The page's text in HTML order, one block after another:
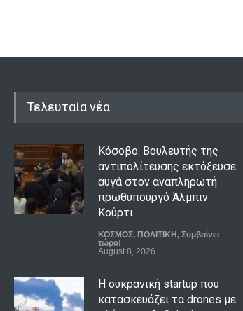
Τελευταία νέα
Κόσοβο: Βουλευτής της
αντιπολίτευσης εκτόξευσε
αυγά στον αναπληρωτή
πρωθυπουργό Άλμπιν
Κούρτι
ΚΟΣΜΟΣ, ΠΟΛΙΤΙΚΗ , Συμβαίνει
τώρα!
August 8, 2026
Η ουκρανική startup που
κατασκευάζει τα drones με